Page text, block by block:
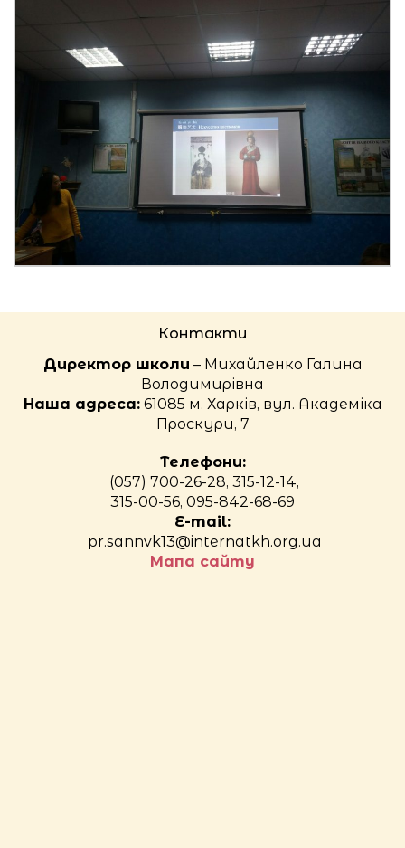
Контакти
Директор школи – Михайленко Галина
Володимирівна
Наша адреса:61085 м. Харків, вул. Академіка
Проскури, 7
Телефони:
(057) 700-26-28, 315-12-14,
315-00-56, 095-842-68-69
E-mail:
pr.sannvk13@internatkh.org.ua
Мапа сайту